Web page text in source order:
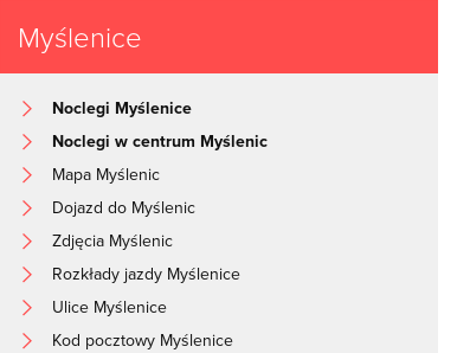
Myślenice
Noclegi Myślenice
Noclegi w centrum Myślenic
Mapa Myślenic
Dojazd do Myślenic
Zdjęcia Myślenic
Rozkłady jazdy Myślenice
Ulice Myślenice
Kod pocztowy Myślenice